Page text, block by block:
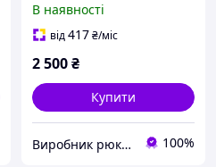
для катання на гірці.
В наявності
від417₴/міс
2 500₴
Купити
Виробник рюкзаків "VA" 100%